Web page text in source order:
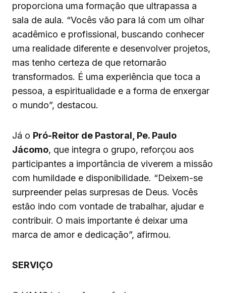
proporciona uma formação que ultrapassa a
sala de aula. “Vocês vão para lá com um olhar
acadêmico e profissional, buscando conhecer
uma realidade diferente e desenvolver projetos,
mas tenho certeza de que retornarão
transformados. É uma experiência que toca a
pessoa, a espiritualidade e a forma de enxergar
o mundo”, destacou.
Já o Pró-Reitor de Pastoral, Pe. Paulo
Jácomo, que integra o grupo, reforçou aos
participantes a importância de viverem a missão
com humildade e disponibilidade. “Deixem-se
surpreender pelas surpresas de Deus. Vocês
estão indo com vontade de trabalhar, ajudar e
contribuir. O mais importante é deixar uma
marca de amor e dedicação”, afirmou.
SERVIÇO